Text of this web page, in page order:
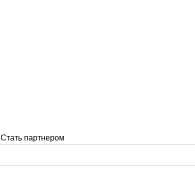
Стать партнером